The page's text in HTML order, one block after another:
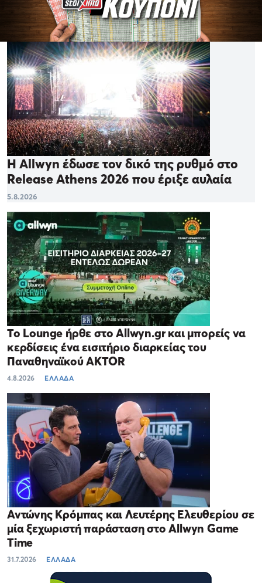
Η Allwyn έδωσε τον δικό της ρυθμό στο
Release Athens 2026 που έριξε αυλαία
5.8.2026
Το Lounge ήρθε στο Allwyn.gr και μπορείς να
κερδίσεις ένα εισιτήριο διαρκείας του
Παναθηναϊκού AKTOR
4.8.2026 ΕΛΛΑΔΑ
Αντώνης Κρόμπας και Λευτέρης Ελευθερίου σε
μία ξεχωριστή παράσταση στο Allwyn Game
Time
31.7.2026 ΕΛΛΑΔΑ